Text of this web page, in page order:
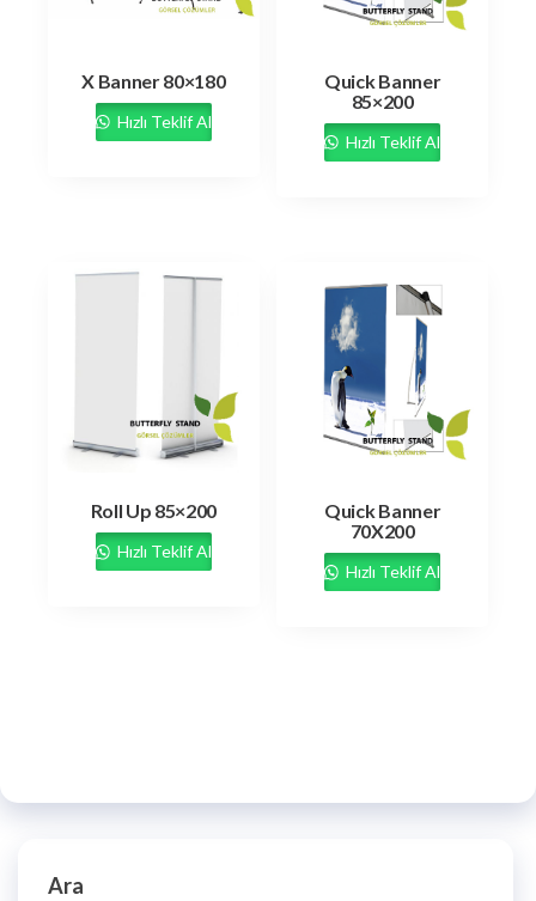
X Banner 80×180
Hızlı Teklif Al
Quick Banner
85×200
Hızlı Teklif Al
Roll Up 85×200
Hızlı Teklif Al
Quick Banner
70X200
Hızlı Teklif Al
Ara